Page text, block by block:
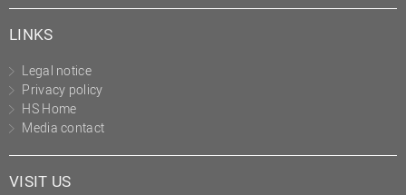
Studium und Lehre
Transfer- und
Innovationsmanagement
LINKS
Legal notice
Privacy policy
HS Home
Media contact
VISIT US